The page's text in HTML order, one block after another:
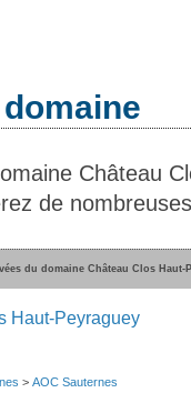
Château
de
du domaine Château Clos Haut-
Haut-Peyraguey
> AOC Sauternes